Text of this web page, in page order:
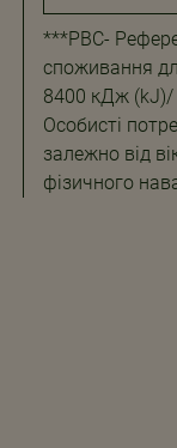
***РВС-
споживання
8400 кДж (kJ)/
Особисті
залежно від
фізичного